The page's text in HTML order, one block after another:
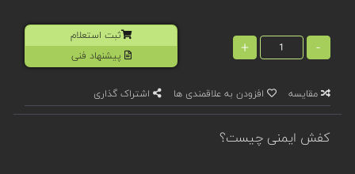
-
+
ثبت استعلام
پیشنهاد فنی
مقایسه افزودن به علاقمندی ها اشتراک گذاری
کفش ایمنی چیست؟